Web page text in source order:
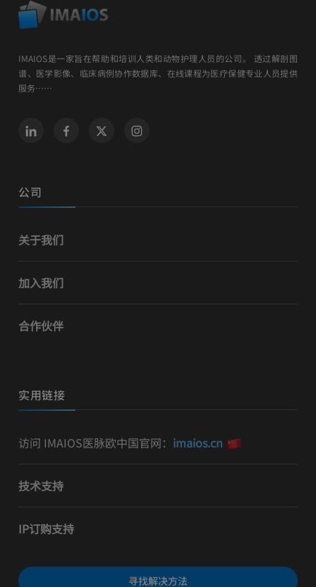
IMAIOS是一家旨在帮助和培训人类和动物护理人员的公司。 透过解剖图
谱、医学影像、临床病例协作数据库、在线课程为医疗保健专业人员提供
服务……
公司
关于我们
加入我们
合作伙伴
实用链接
访问 IMAIOS医脉欧中国官网： imaios.cn
技术支持
IP订购支持
寻找解决方法